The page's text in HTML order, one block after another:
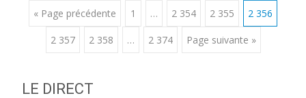
Posts
navigation
« Page précédente 1 … 2 354 2 355 2 356
2 357 2 358 … 2 374 Page suivante »
LE DIRECT